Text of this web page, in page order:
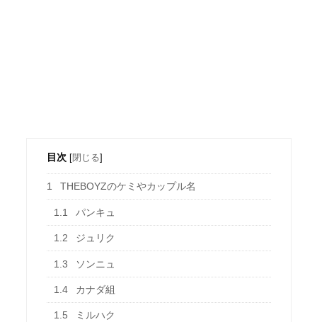
目次 [閉じる]
1 THEBOYZのケミやカップル名
1.1 パンキュ
1.2 ジュリク
1.3 ソンニュ
1.4 カナダ組
1.5 ミルハク